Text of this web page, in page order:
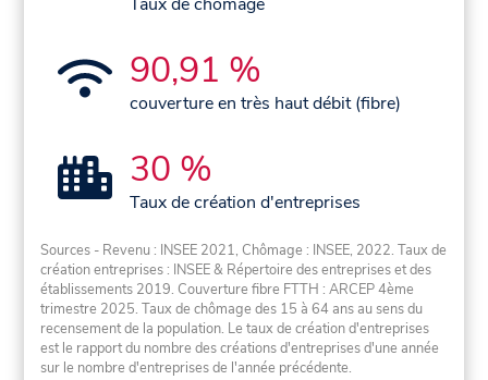
90,91 %
couverture en très haut débit (fibre)
30 %
Taux de création d'entreprises
Sources - Revenu : INSEE 2021, Chômage : INSEE, 2022. Taux de
création entreprises : INSEE & Répertoire des entreprises et des
établissements 2019. Couverture fibre FTTH : ARCEP 4ème
trimestre 2025. Taux de chômage des 15 à 64 ans au sens du
recensement de la population. Le taux de création d'entreprises
est le rapport du nombre des créations d'entreprises d'une année
sur le nombre d'entreprises de l'année précédente.